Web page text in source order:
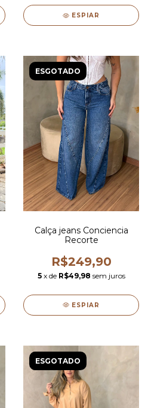
ESPIAR
ESGOTADO
Calça jeans Conciencia
Recorte
R$249,90
5 x de R$49,98 sem juros
ESPIAR
ESGOTADO